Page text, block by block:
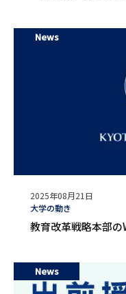
News
公
開
日
2025年08月21日
タ
グ
大学の動き
教育改革戦略本部
News